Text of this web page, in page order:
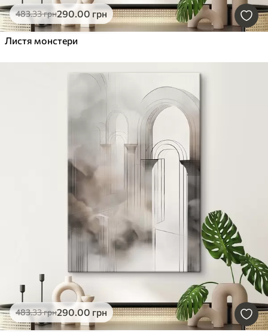
483.33грн290.00 грн
Листя монстери
483.33грн290.00 грн